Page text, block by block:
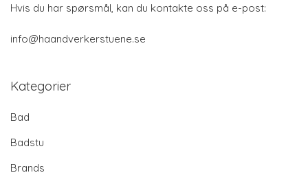
Hvis du har spørsmål, kan du kontakte oss på e-post:
info@haandverkerstuene.se
Kategorier
Bad
Badstu
Brands